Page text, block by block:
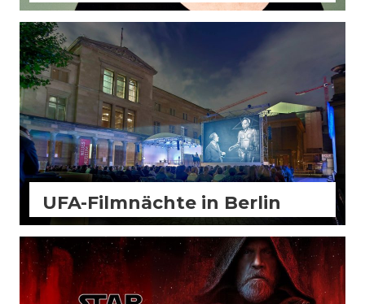
Aktuell Allgemein
UFA-Filmnächte in Berlin
FilmBiz Kino Slider